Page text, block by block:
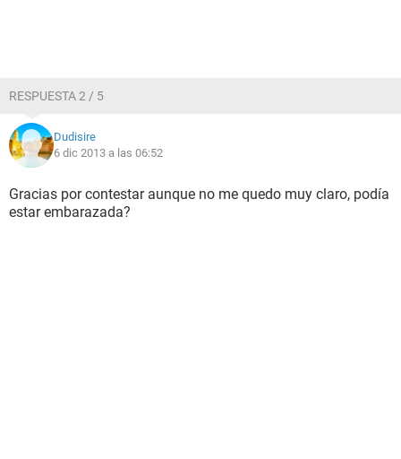
RESPUESTA 2 / 5
Dudisire
6 dic 2013 a las 06:52
Gracias por contestar aunque no me quedo muy claro, podía
estar embarazada?